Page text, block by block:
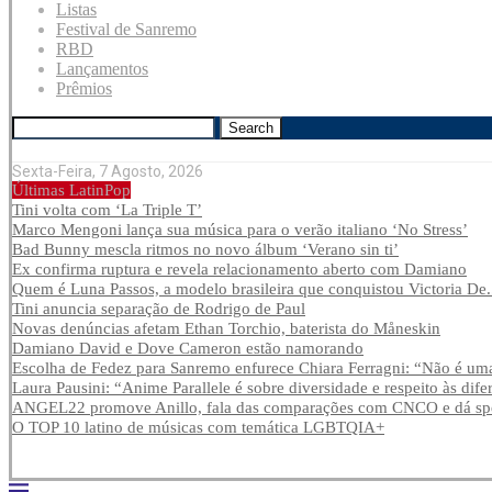
Listas
Festival de Sanremo
RBD
Lançamentos
Prêmios
Search
Sexta-Feira, 7 Agosto, 2026
Últimas LatinPop
Tini volta com ‘La Triple T’
Marco Mengoni lança sua música para o verão italiano ‘No Stress’
Bad Bunny mescla ritmos no novo álbum ‘Verano sin ti’
Ex confirma ruptura e revela relacionamento aberto com Damiano
Quem é Luna Passos, a modelo brasileira que conquistou Victoria
Tini anuncia separação de Rodrigo de Paul
Novas denúncias afetam Ethan Torchio, baterista do Måneskin
Damiano David e Dove Cameron estão namorando
Escolha de Fedez para Sanremo enfurece Chiara Ferragni: “Não é
Laura Pausini: “Anime Parallele é sobre diversidade e respeito às
ANGEL22 promove Anillo, fala das comparações com CNCO e dá
O TOP 10 latino de músicas com temática LGBTQIA+